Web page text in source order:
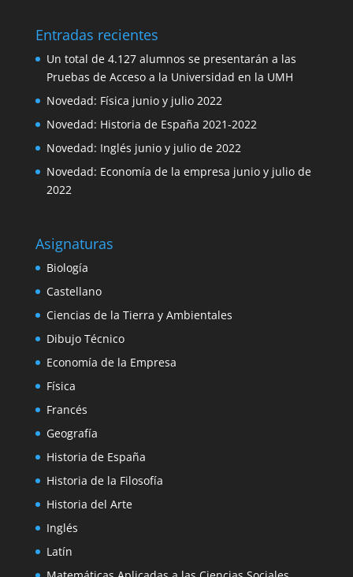
Entradas recientes
Un total de 4.127 alumnos se presentarán a las
Pruebas de Acceso a la Universidad en la UMH
Novedad: Física junio y julio 2022
Novedad: Historia de España 2021-2022
Novedad: Inglés junio y julio de 2022
Novedad: Economía de la empresa junio y julio de
2022
Asignaturas
Biología
Castellano
Ciencias de la Tierra y Ambientales
Dibujo Técnico
Economía de la Empresa
Física
Francés
Geografía
Historia de España
Historia de la Filosofía
Historia del Arte
Inglés
Latín